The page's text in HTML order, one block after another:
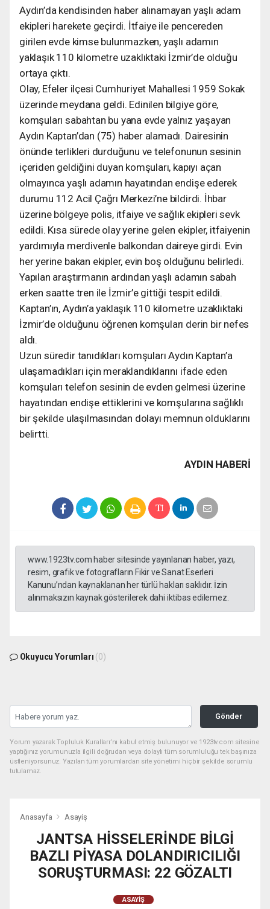
Aydın’da kendisinden haber alınamayan yaşlı adam
ekipleri harekete geçirdi. İtfaiye ile pencereden
girilen evde kimse bulunmazken, yaşlı adamın
yaklaşık 110 kilometre uzaklıktaki İzmir’de olduğu
ortaya çıktı.
Olay, Efeler ilçesi Cumhuriyet Mahallesi 1959 Sokak
üzerinde meydana geldi. Edinilen bilgiye göre,
komşuları sabahtan bu yana evde yalnız yaşayan
Aydın Kaptan’dan (75) haber alamadı. Dairesinin
önünde terlikleri durduğunu ve telefonunun sesinin
içeriden geldiğini duyan komşuları, kapıyı açan
olmayınca yaşlı adamın hayatından endişe ederek
durumu 112 Acil Çağrı Merkezi’ne bildirdi. İhbar
üzerine bölgeye polis, itfaiye ve sağlık ekipleri sevk
edildi. Kısa sürede olay yerine gelen ekipler, itfaiyenin
yardımıyla merdivenle balkondan daireye girdi. Evin
her yerine bakan ekipler, evin boş olduğunu belirledi.
Yapılan araştırmanın ardından yaşlı adamın sabah
erken saatte tren ile İzmir’e gittiği tespit edildi.
Kaptan’ın, Aydın’a yaklaşık 110 kilometre uzaklıktaki
İzmir’de olduğunu öğrenen komşuları derin bir nefes
aldı.
Uzun süredir tanıdıkları komşuları Aydın Kaptan’a
ulaşamadıkları için meraklandıklarını ifade eden
komşuları telefon sesinin de evden gelmesi üzerine
hayatından endişe ettiklerini ve komşularına sağlıklı
bir şekilde ulaşılmasından dolayı memnun olduklarını
belirtti.
AYDIN HABERİ
www.1923tv.com haber sitesinde yayınlanan haber, yazı,
resim, grafik ve fotografların Fikir ve Sanat Eserleri
Kanunu’ndan kaynaklanan her türlü hakları saklıdır. İzin
alınmaksızın kaynak gösterilerek dahi iktibas edilemez.
Okuyucu Yorumları (0)
Gönder
Yorum yazarak Topluluk Kuralları’nı kabul etmiş bulunuyor ve 1923tv.com sitesine
yaptığınız yorumunuzla ilgili doğrudan veya dolaylı tüm sorumluluğu tek başınıza
üstleniyorsunuz. Yazılan tüm yorumlardan site yönetimi hiçbir şekilde sorumlu
tutulamaz.
Anasayfa Asayiş
JANTSA HİSSELERİNDE BİLGİ
BAZLI PİYASA DOLANDIRICILIĞI
SORUŞTURMASI: 22 GÖZALTI
ASAYIŞ